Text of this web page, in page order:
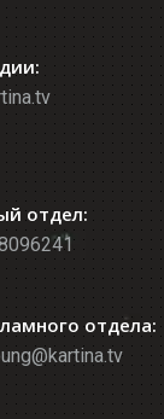
отдел:
отдела: